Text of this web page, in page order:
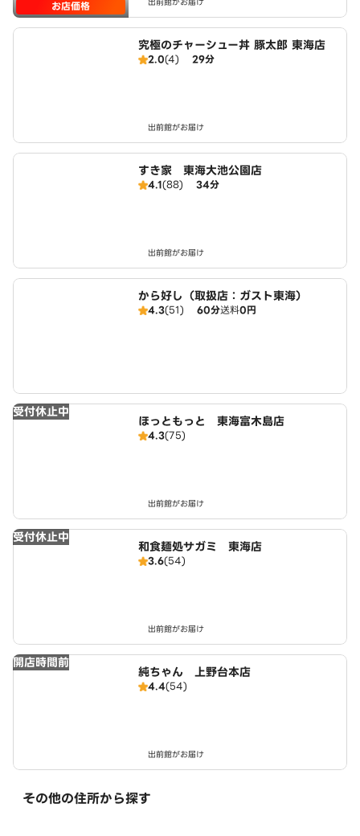
お店価格
究極のチャーシュー丼 豚太郎 東海店
2.0(4) 29分
出前館がお届け
すき家 東海大池公園店
4.1(88) 34分
出前館がお届け
から好し（取扱店：ガスト東海）
4.3(51) 60分送料0円
受付休止中
ほっともっと 東海富木島店
4.3(75)
出前館がお届け
受付休止中
和食麺処サガミ 東海店
3.6(54)
出前館がお届け
開店時間前
純ちゃん 上野台本店
4.4(54)
出前館がお届け
その他の住所から探す